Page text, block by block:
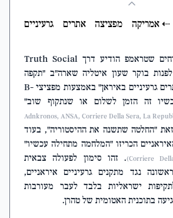
⇠ אמריקה מפציצה אתרים גרעיניים
העיתונים מדווחים שטראמפ הודיע דרך Truth Social
בסביבות השעה 2 לפנות בוקר שעון איטליה שארה"ב "תקפה
בהצלחה שלושה אתרים גרעיניים באיראן" באמצעות מפציצי B-
(Adnkronos, ANSA, Corriere Della Sera, La
זאת "החלטה שתשנה את ההיסטוריה", בעוד
הכריזו "המלחמה מתחילה עכשיו"
. זהו סימון לפעולה צבאית
נגד מתקנים גרעיניים איראניים,
ישראליות בלבד לעבר מעורבות
בתוכנית האטומית של טהרן.